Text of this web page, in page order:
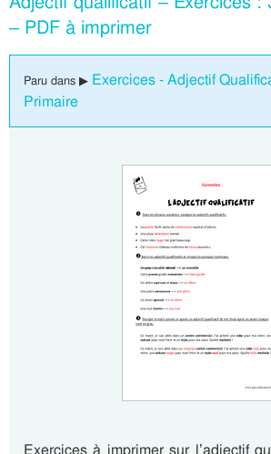
– PDF à imprimer
Paru dans ▶ Exercices - Adjectif
Primaire